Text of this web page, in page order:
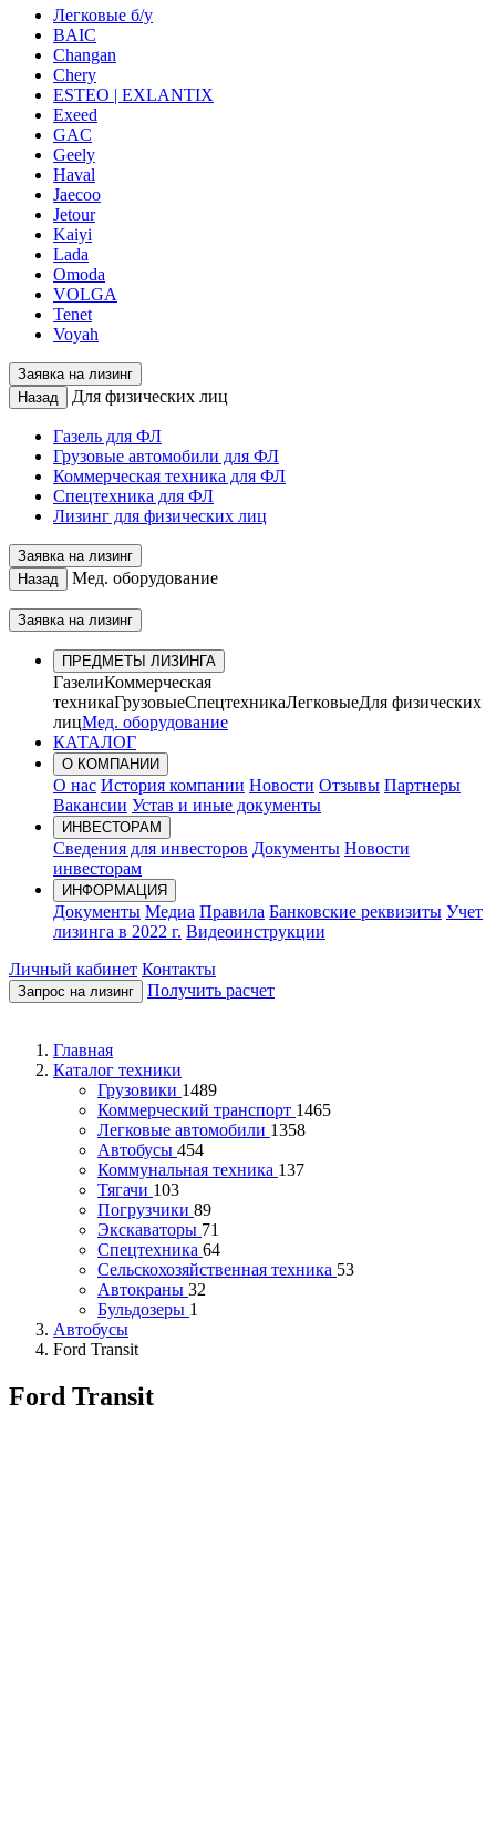
Легковые б/у
BAIC
Changan
Chery
ESTEO | EXLANTIX
Exeed
GAC
Geely
Haval
Jaecoo
Jetour
Kaiyi
Lada
Omoda
VOLGA
Tenet
Voyah
Заявка на лизинг
Назад
Для физических лиц
Газель для ФЛ
Грузовые автомобили для ФЛ
Коммерческая техника для ФЛ
Спецтехника для ФЛ
Лизинг для физических лиц
Заявка на лизинг
Назад
Мед. оборудование
Заявка на лизинг
ПРЕДМЕТЫ ЛИЗИНГА
ГазелиКоммерческая
техникаГрузовыеСпецтехникаЛегковыеДля физических
лицМед. оборудование
КАТАЛОГ
О КОМПАНИИ
О нас История компании Новости Отзывы Партнеры
Вакансии Устав и иные документы
ИНВЕСТОРАМ
Сведения для инвесторов Документы Новости
инвесторам
ИНФОРМАЦИЯ
Документы Медиа Правила Банковские реквизиты Учет
лизинга в 2022 г. Видеоинструкции
Личный кабинет Контакты
Запрос на лизинг Получить расчет
Главная
Каталог техники
Грузовики 1489
Коммерческий транспорт 1465
Легковые автомобили 1358
Автобусы 454
Коммунальная техника 137
Тягачи 103
Погрузчики 89
Экскаваторы 71
Спецтехника 64
Сельскохозяйственная техника 53
Автокраны 32
Бульдозеры 1
Автобусы
Ford Transit
Ford Transit